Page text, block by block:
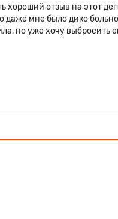
хороший отзыв на этот
даже мне было дико
но уже хочу выбросить